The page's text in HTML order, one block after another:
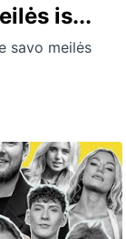
is...
savo meilės